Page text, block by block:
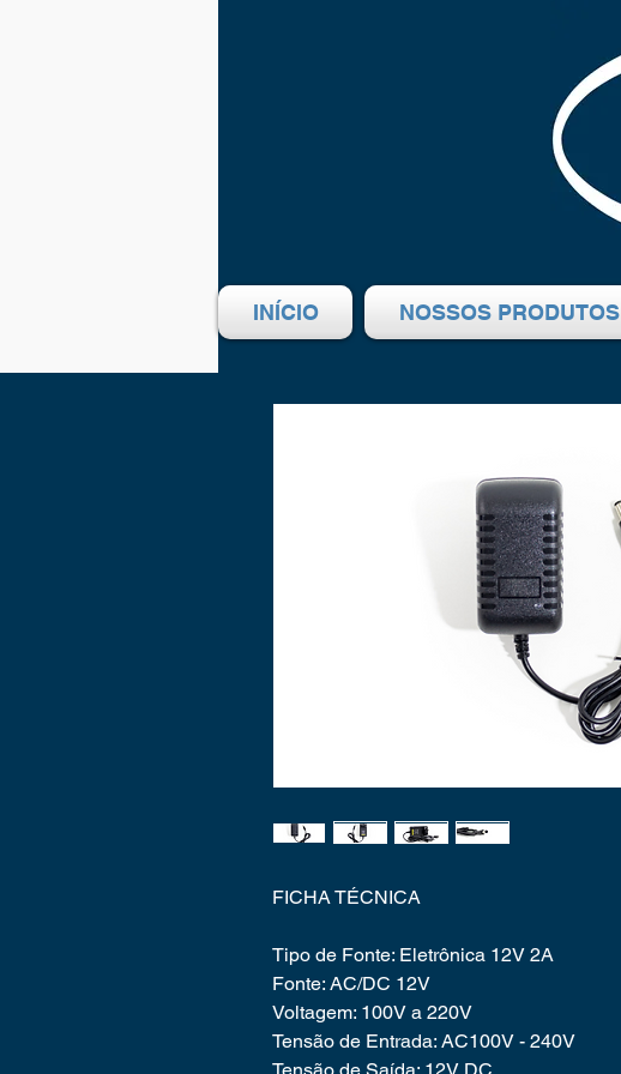
INÍCIO NOSSOS PRODUTOS
FICHA TÉCNICA
Tipo de Fonte: Eletrônica 12V 2A
Fonte: AC/DC 12V
Voltagem: 100V a 220V
Tensão de Entrada: AC100V - 240V